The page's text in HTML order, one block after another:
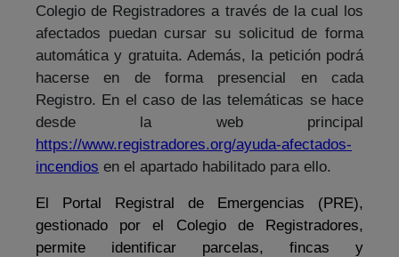
Colegio de Registradores a través de la cual los
afectados puedan cursar su solicitud de forma
automática y gratuita. Además, la petición podrá
hacerse en de forma presencial en cada
Registro. En el caso de las telemáticas se hace
desde la web principal
https://www.registradores.org/ayuda-afectados-
incendios en el apartado habilitado para ello.
El Portal Registral de Emergencias (PRE),
gestionado por el Colegio de Registradores,
permite identificar parcelas, fincas y